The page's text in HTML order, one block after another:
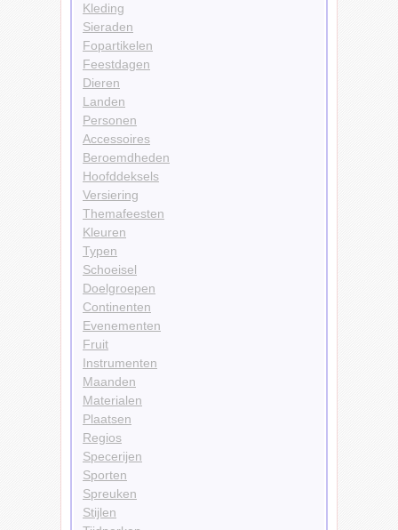
Kleding
Sieraden
Fopartikelen
Feestdagen
Dieren
Landen
Personen
Accessoires
Beroemdheden
Hoofddeksels
Versiering
Themafeesten
Kleuren
Typen
Schoeisel
Doelgroepen
Continenten
Evenementen
Fruit
Instrumenten
Maanden
Materialen
Plaatsen
Regios
Specerijen
Sporten
Spreuken
Stijlen